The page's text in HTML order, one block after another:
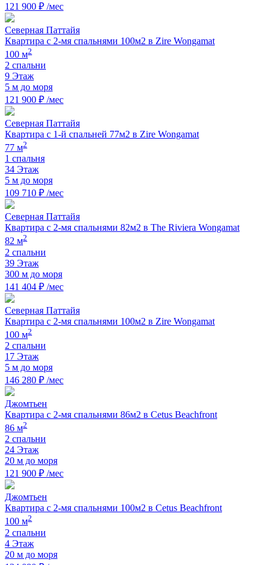
121 900 ₽ /мес
Северная Паттайя
Квартира с 2-мя спальнями 100м2 в Zire Wongamat
100 м2
2 спальни
9 Этаж
5 м до моря
121 900 ₽ /мес
Северная Паттайя
Квартира с 1-й спальней 77м2 в Zire Wongamat
77 м2
1 спальня
34 Этаж
5 м до моря
109 710 ₽ /мес
Северная Паттайя
Квартира с 2-мя спальнями 82м2 в The Riviera Wongamat
82 м2
2 спальни
39 Этаж
300 м до моря
141 404 ₽ /мес
Северная Паттайя
Квартира с 2-мя спальнями 100м2 в Zire Wongamat
100 м2
2 спальни
17 Этаж
5 м до моря
146 280 ₽ /мес
Джомтьен
Квартира с 2-мя спальнями 86м2 в Cetus Beachfront
86 м2
2 спальни
24 Этаж
20 м до моря
121 900 ₽ /мес
Джомтьен
Квартира с 2-мя спальнями 100м2 в Cetus Beachfront
100 м2
2 спальни
4 Этаж
20 м до моря